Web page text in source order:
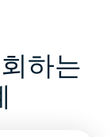
하는